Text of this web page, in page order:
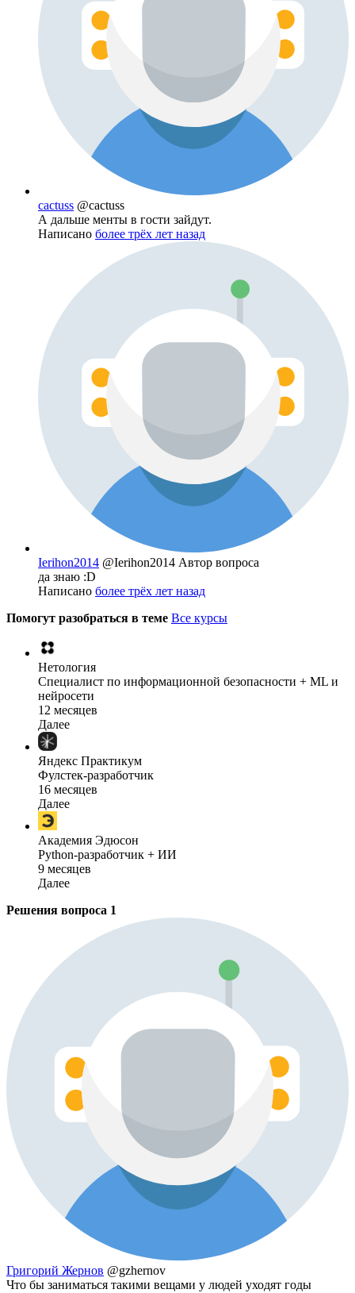
cactuss @cactuss
А дальше менты в гости зайдут.
Написано более трёх лет назад
Ierihon2014 @Ierihon2014 Автор вопроса
да знаю :D
Написано более трёх лет назад
Помогут разобраться в теме Все курсы
Нетология
Специалист по информационной безопасности + ML и
нейросети
12 месяцев
Далее
Яндекс Практикум
Фулстек-разработчик
16 месяцев
Далее
Академия Эдюсон
Python-разработчик + ИИ
9 месяцев
Далее
Решения вопроса 1
Григорий Жернов @gzhernov
Что бы заниматься такими вещами у людей уходят годы